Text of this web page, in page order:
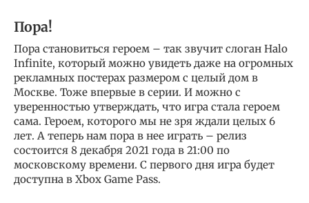
Пора!
Пора становиться героем – так звучит слоган Halo
Infinite, который можно увидеть даже на огромных
рекламных постерах размером с целый дом в
Москве. Тоже впервые в серии. И можно с
уверенностью утверждать, что игра стала героем
сама. Героем, которого мы не зря ждали целых 6
лет. А теперь нам пора в нее играть – релиз
состоится 8 декабря 2021 года в 21:00 по
московскому времени. С первого дня игра будет
доступна в Xbox Game Pass.